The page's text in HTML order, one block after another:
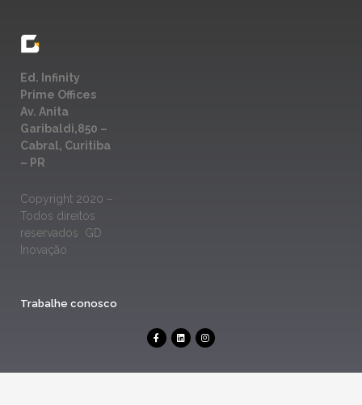
Ed. Infinity
Prime Offices
Av. Anita
Garibaldi,850 –
Cabral, Curitiba
– PR
Copyright 2020 –
Todos direitos
reservados GD
Inovação
Trabalhe conosco